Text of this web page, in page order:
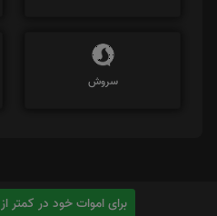
سروش
برای اموات خود در کمتر از 3 دقیقه یادبود بسازید